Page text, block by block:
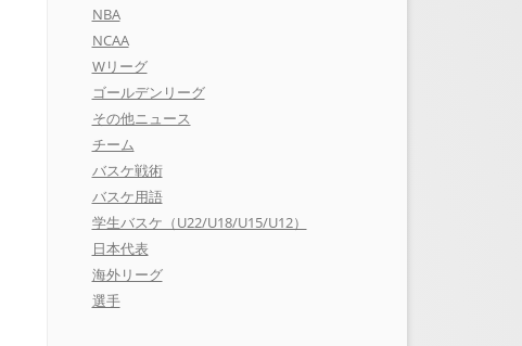
NBA
NCAA
Wリーグ
ゴールデンリーグ
その他ニュース
チーム
バスケ戦術
バスケ用語
学生バスケ（U22/U18/U15/U12）
日本代表
海外リーグ
選手